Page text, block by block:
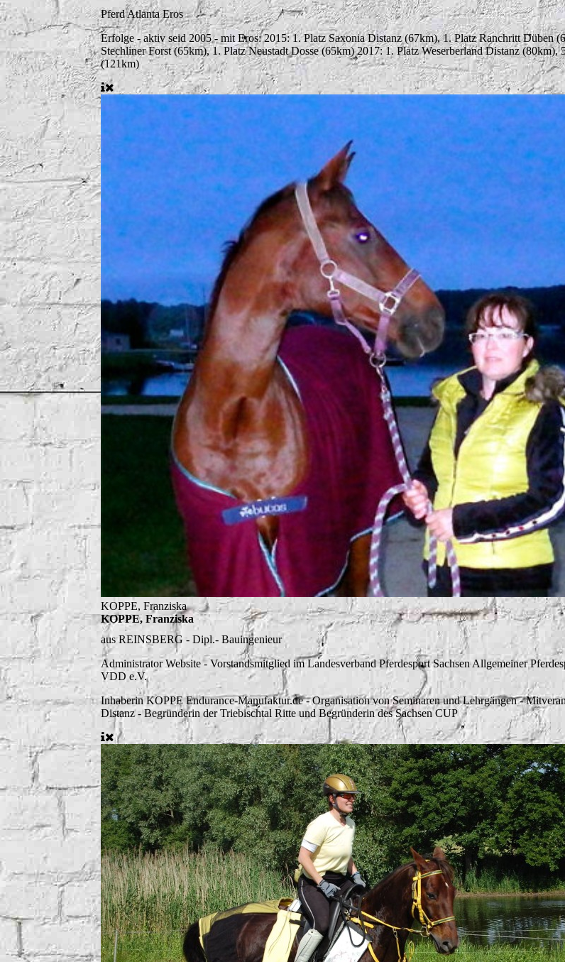
PferdAtlanta Eros
Erfolge - aktiv seid 2005 - mit Eros: 2015: 1. Platz Saxonia Distanz (67km), 1. Platz Ranchritt Düben
Stechliner Forst (65km), 1. Platz Neustadt Dosse (65km) 2017: 1. Platz Weserberland Distanz (80km),
(121km)
KOPPE, Franziska
KOPPE, Franziska
aus REINSBERG - Dipl.- Bauingenieur
Administrator Website - Vorstandsmitglied im Landesverband Pferdesport Sachsen Allgemeiner
VDD e.V.
Inhaberin KOPPE Endurance-Manufaktur.de - Organisation von Seminaren und Lehrgängen -
Distanz - Begründerin der Triebischtal Ritte und Begründerin des Sachsen CUP